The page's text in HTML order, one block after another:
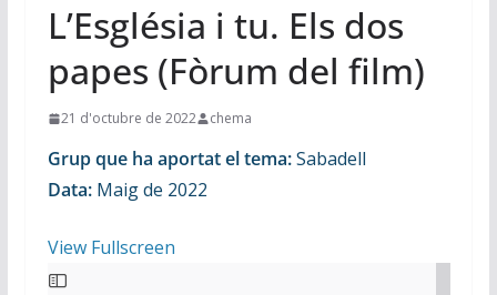
L’Església i tu. Els dos
papes (Fòrum del film)
21 d'octubre de 2022 chema
Grup que ha aportat el tema:Sabadell
Data:Maig de 2022
View Fullscreen
Skip